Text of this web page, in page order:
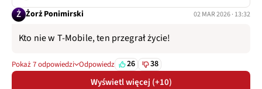
Ż Żorż Ponimirski 02 MAR 2026 · 13:32
Kto nie w T-Mobile, ten przegrał życie!
Pokaż 7 odpowiedzi Odpowiedz 26 38
Wyświetl więcej (+10)